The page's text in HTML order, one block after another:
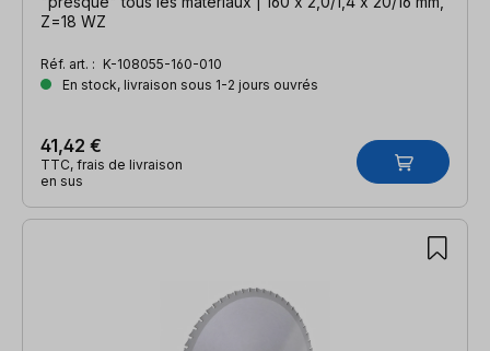
Z=18 WZ
Réf. art. : K-108055-160-010
En stock, livraison sous 1-2 jours ouvrés
41,42 €
TTC, frais de livraison
en sus